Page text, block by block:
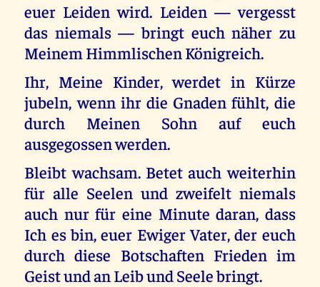
euer Leiden wird. Leiden — vergesst
das niemals — bringt euch näher zu
Meinem Himmlischen Königreich.
Ihr, Meine Kinder, werdet in Kürze
jubeln, wenn ihr die Gnaden fühlt, die
durch Meinen Sohn auf euch
ausgegossen werden.
Bleibt wachsam. Betet auch weiterhin
für alle Seelen und zweifelt niemals
auch nur für eine Minute daran, dass
Ich es bin, euer Ewiger Vater, der euch
durch diese Botschaften Frieden im
Geist und an Leib und Seele bringt.